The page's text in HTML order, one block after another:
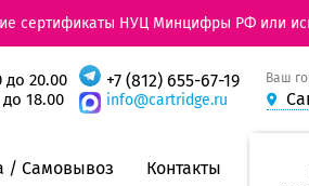
сертификаты НУЦ Минцифры РФ или
до 20.00
18.00
+7 (812) 655-67-19
info@cartridge.ru
Ваш
/ Самовывоз Контакты